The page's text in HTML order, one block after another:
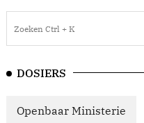
DOSIERS
Openbaar Ministerie